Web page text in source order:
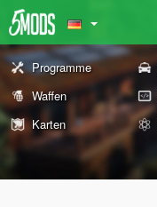
Programme
Waffen
Karten